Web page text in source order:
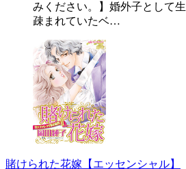
みください。】婚外子として
疎まれていたベ…
賭けられた花嫁【エッセンシャル】